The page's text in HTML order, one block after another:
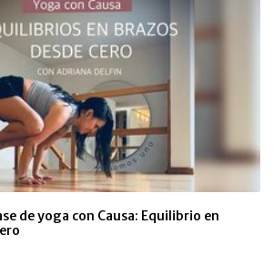
de yoga con Causa: Equilibrio en